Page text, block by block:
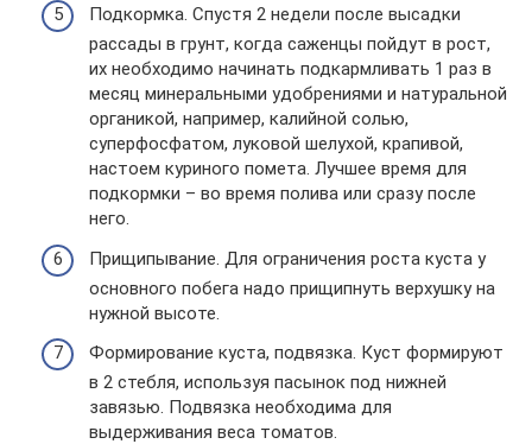
Подкормка. Спустя 2 недели после высадки
рассады в грунт, когда саженцы пойдут в рост,
их необходимо начинать подкармливать 1 раз в
месяц минеральными удобрениями и натуральной
органикой, например, калийной солью,
суперфосфатом, луковой шелухой, крапивой,
настоем куриного помета. Лучшее время для
подкормки – во время полива или сразу после
него.
Прищипывание. Для ограничения роста куста у
основного побега надо прищипнуть верхушку на
нужной высоте.
Формирование куста, подвязка. Куст формируют
в 2 стебля, используя пасынок под нижней
завязью. Подвязка необходима для
выдерживания веса томатов.